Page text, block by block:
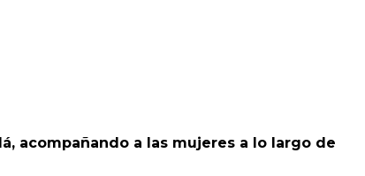
acompañando a las mujeres a lo largo de